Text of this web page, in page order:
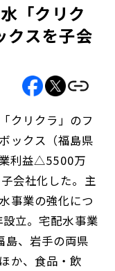
「クリク
クスを子会
クリクラ」のフ
ックス（福島県
利益△5500万
会社化した。主
事業の強化につ
立。宅配水事業
島、岩手の両県
か、食品・飲